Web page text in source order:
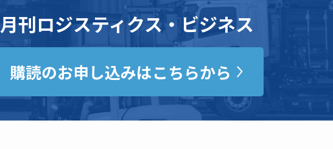
月刊ロジスティクス・ビジネス
購読のお申し込みはこちらから